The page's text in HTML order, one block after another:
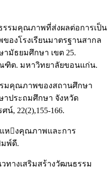
รรมคุณภาพที่ส่งผลต่อการเป็น
องโรงเรียนมาตรฐานสากล
มัธยมศึกษา เขต 25.
ต. มหาวิทยาลัยขอนแก่น.
รมคุณภาพของสถานศึกษา
าประถมศึกษา จังหวัด
, 22(2),155-166.
แหงคุณภาพและการ
มพ์ดี.
วทางเสริมสร้างวัฒนธรรม